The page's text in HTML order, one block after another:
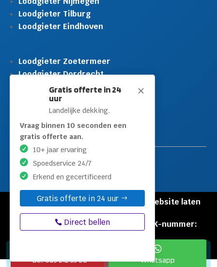
M
Gratis offerte in 24
uur
Landelijke dekking.
Vraag binnen 10 seconden een
gratis offerte aan.
10+ jaar ervaring
Spoedservice 24/7
Erkend en gecertificeerd
Gratis offerte in 24 uur
Direct bellen
Loodgieter Tilburg
Loodgieter Eindhoven
Loodgieter Zoetermeer
Loodgieter Dordrecht
Loodgieter Rijswijk
Loodgieter Schiedam
Loodgieter Leidschendam
Loodgieter Hilversum
© Copyright Loodgieters Kwartier |
Website laten
maken door Flexamedia
Privacyverklaring|Disclaimer
KVK-nummer:
Bel: 085 212 55 88

Whatsapp